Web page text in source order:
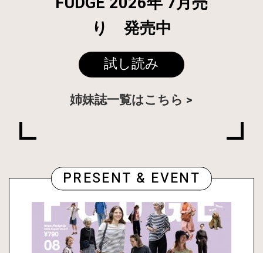
り 発売中
試し読み
姉妹誌一覧はこちら
PRESENT & EVENT